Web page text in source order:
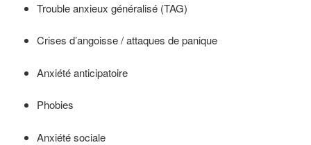
Trouble anxieux généralisé (TAG)
Crises d’angoisse / attaques de panique
Anxiété anticipatoire
Phobies
Anxiété sociale